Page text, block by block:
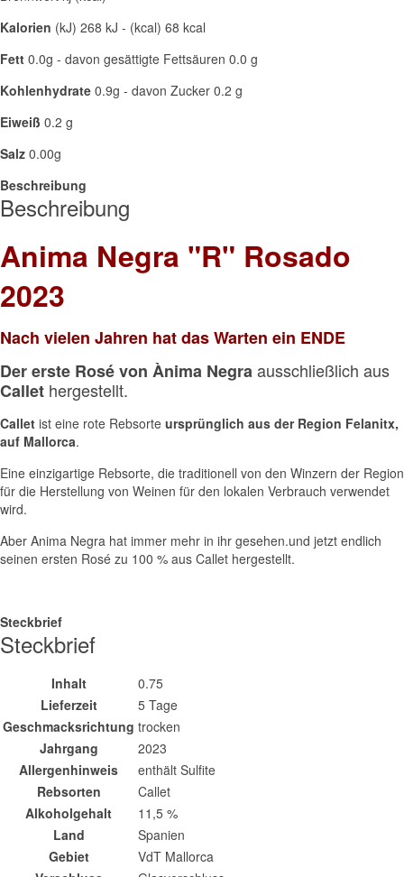
Kalorien (kJ) 268 kJ - (kcal) 68 kcal
Fett 0.0g - davon gesättigte Fettsäuren 0.0 g
Kohlenhydrate 0.9g - davon Zucker 0.2 g
Eiweiß 0.2 g
Salz 0.00g
Beschreibung
Beschreibung
Anima Negra "R" Rosado
2023
Nach vielen Jahren hat das Warten ein ENDE
Der erste Rosé von Ànima Negraausschließlich aus
Callet hergestellt.
Callet ist eine rote Rebsorte ursprünglich aus der Region Felanitx,
auf Mallorca.
Eine einzigartige Rebsorte, die traditionell von den Winzern der Region
für die Herstellung von Weinen für den lokalen Verbrauch verwendet
wird.
Aber Anima Negra hat immer mehr in ihr gesehen.und jetzt endlich
seinen ersten Rosé zu 100 % aus Callet hergestellt.
Steckbrief
Steckbrief
Inhalt
0.75
Lieferzeit
5 Tage
Geschmacksrichtung trocken
Jahrgang
2023
Allergenhinweis
enthält Sulfite
Rebsorten
Callet
Alkoholgehalt
11,5 %
Land
Spanien
Gebiet
VdT Mallorca